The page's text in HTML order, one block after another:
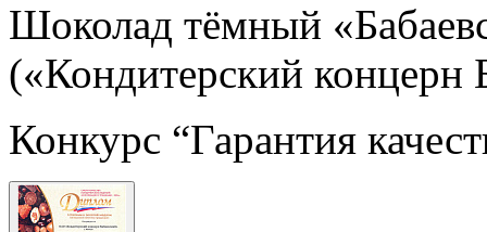
Шоколад тёмный
(«Кондитерский концерн
Конкурс “Гарантия